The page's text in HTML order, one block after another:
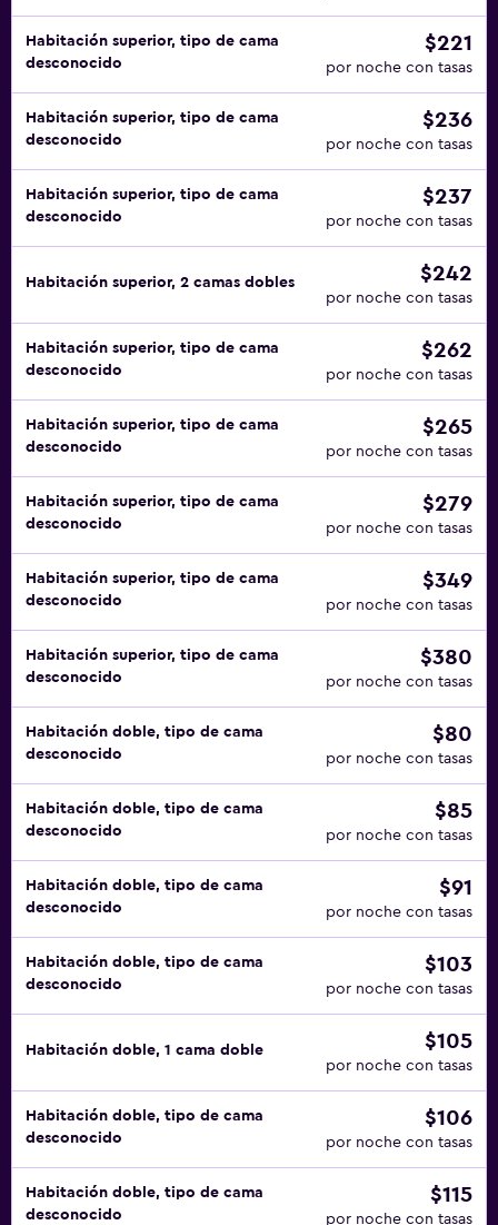
Habitación superior, tipo de cama
desconocido
$221
por noche con tasas
Habitación superior, tipo de cama
desconocido
$236
por noche con tasas
Habitación superior, tipo de cama
desconocido
$237
por noche con tasas
Habitación superior, 2 camas dobles $242
por noche con tasas
Habitación superior, tipo de cama
desconocido
$262
por noche con tasas
Habitación superior, tipo de cama
desconocido
$265
por noche con tasas
Habitación superior, tipo de cama
desconocido
$279
por noche con tasas
Habitación superior, tipo de cama
desconocido
$349
por noche con tasas
Habitación superior, tipo de cama
desconocido
$380
por noche con tasas
Habitación doble, tipo de cama
desconocido
$80
por noche con tasas
Habitación doble, tipo de cama
desconocido
$85
por noche con tasas
Habitación doble, tipo de cama
desconocido
$91
por noche con tasas
Habitación doble, tipo de cama
desconocido
$103
por noche con tasas
Habitación doble, 1 cama doble $105
por noche con tasas
Habitación doble, tipo de cama
desconocido
$106
por noche con tasas
Habitación doble, tipo de cama
desconocido
$115
por noche con tasas